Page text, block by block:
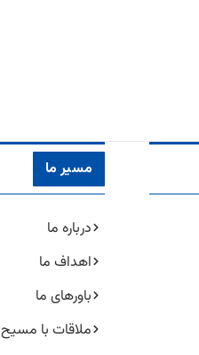
مسیر ما
درباره ما
اهداف ما
باورهای ما
ملاقات با مسیح